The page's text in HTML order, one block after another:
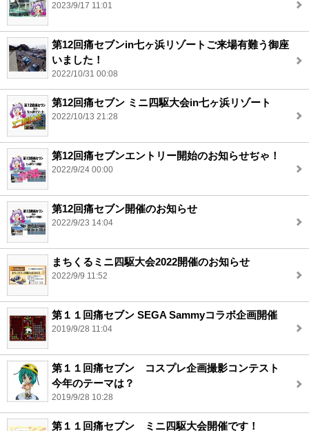
2023/9/17 11:01
第12回痛セブンin七ヶ浜リゾートご来場有難う御座
いました！
2022/10/31 00:08
第12回痛セブン ミニ四駆大会in七ヶ浜リゾート
2022/10/13 21:28
第12回痛セブンエントリー開始のお知らせぢゃ！
2022/9/24 00:00
第12回痛セブン開催のお知らせ
2022/9/23 14:04
まちくるミニ四駆大会2022開催のお知らせ
2022/9/9 11:52
第１１回痛セブン SEGA Sammyコラボ企画開催
2019/9/28 11:04
第１１回痛セブン コスプレ企画撮影コンテスト
今年のテーマは？
2019/9/28 10:28
第１１回痛セブン ミニ四駆大会開催です！